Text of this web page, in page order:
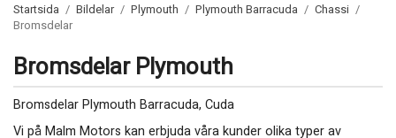
Startsida / Bildelar / Plymouth / Plymouth Barracuda / Chassi /
Bromsdelar
Bromsdelar Plymouth
Bromsdelar Plymouth Barracuda, Cuda
Vi på Malm Motors kan erbjuda våra kunder olika typer av